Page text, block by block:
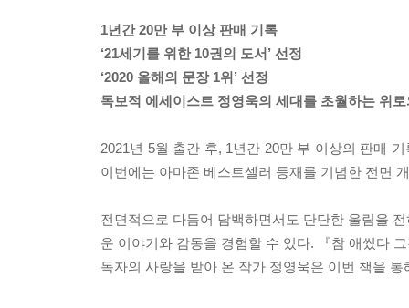
1년간 20만 부 이상 판매 기록
‘21세기를 위한 10권의 도서’ 선정
‘2020 올해의 문장 1위’ 선정
독보적 에세이스트 정영욱의 세대를 초월하는 위
2021년 5월 출간 후, 1년간 20만 부 이상의 판매
이번에는 아마존 베스트셀러 등재를 기념한 전면
전면적으로 다듬어 담백하면서도 단단한 울림을
운 이야기와 감동을 경험할 수 있다. 『참 애썼다
독자의 사랑을 받아 온 작가 정영욱은 이번 책을